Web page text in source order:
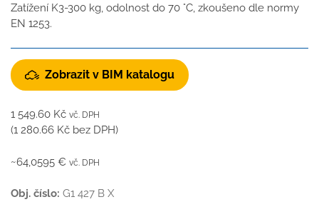
Zatížení K3-300 kg, odolnost do 70 °C, zkoušeno dle normy
EN 1253.
Zobrazit v BIM katalogu
1 549.60 Kč vč. DPH
(1 280.66 Kč bez DPH)
~64,0595 € vč. DPH
Obj. číslo: G1 427 B X